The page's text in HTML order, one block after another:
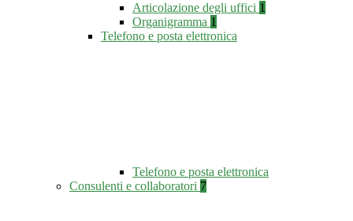
Articolazione degli uffici 1
Organigramma 1
Telefono e posta elettronica
Telefono e posta elettronica
Consulenti e collaboratori 7